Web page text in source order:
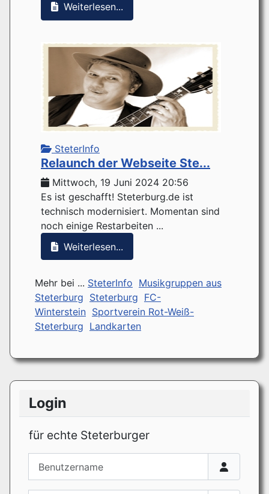
Weiterlesen...
SteterInfo
Relaunch der Webseite Ste...
Mittwoch, 19 Juni 2024 20:56
Es ist geschafft! Steterburg.de ist
technisch modernisiert. Momentan sind
noch einige Restarbeiten ...
Weiterlesen...
Mehr bei ... SteterInfo Musikgruppen aus
Steterburg Steterburg FC-
Winterstein Sportverein Rot-Weiß-
Steterburg Landkarten
Login
für echte Steterburger